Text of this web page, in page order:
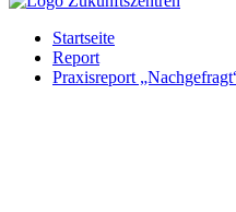
Startseite
Report
Praxisreport